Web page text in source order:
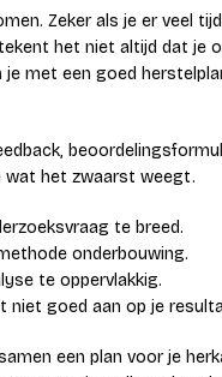
Zeker als je er veel
het niet altijd dat je
je met een goed
wat het zwaarst weegt.
te breed.
onderbouwing.
te oppervlakkig.
niet goed aan op je
een plan voor je